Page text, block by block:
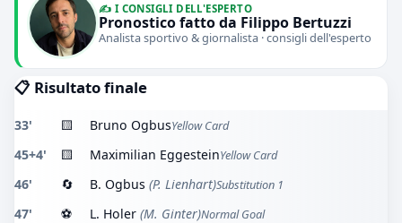
✍️ I CONSIGLI DELL'ESPERTO
Pronostico fatto da Filippo Bertuzzi
Analista sportivo & giornalista · consigli dell'esperto
📋 Risultato finale
33' 🟨 Bruno OgbusYellow Card
45+4' 🟨 Maximilian EggesteinYellow Card
46' 🔄 B. Ogbus (P. Lienhart)Substitution 1
47' ⚽ L. Holer (M. Ginter)Normal Goal